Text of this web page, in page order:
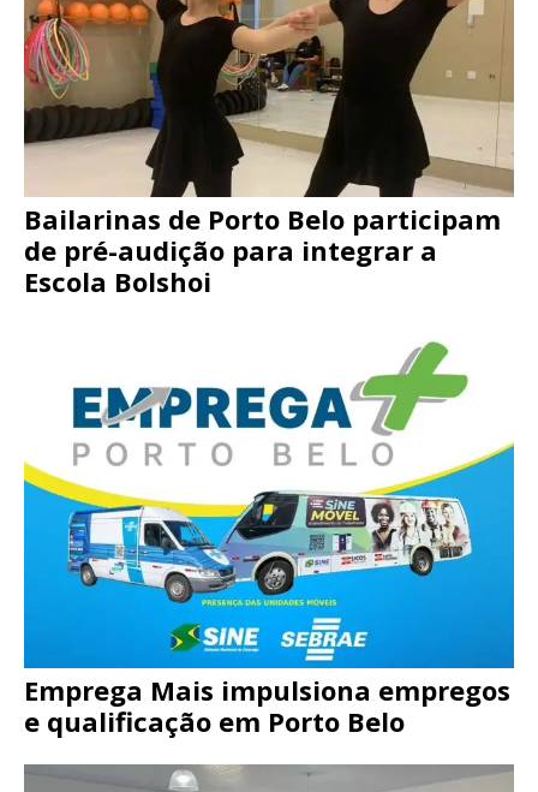
Bailarinas de Porto Belo participam
de pré-audição para integrar a
Escola Bolshoi
Emprega Mais impulsiona empregos
e qualificação em Porto Belo